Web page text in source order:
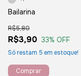
Bailarina
R$3,90
R$5,80
33% OFF
Só restam 5 em estoque!
Comprar